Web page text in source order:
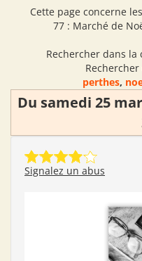
Cette page concerne
77 : Marché de
Rechercher dans la
perthes,
Du samedi 25
Signalez un abus